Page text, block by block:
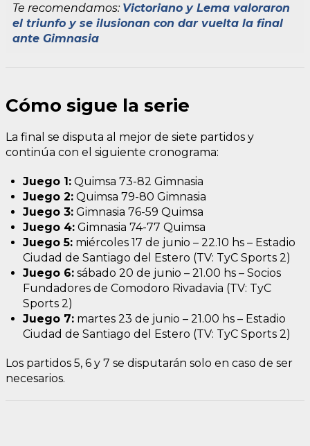
Te recomendamos: Victoriano y Lema valoraron
el triunfo y se ilusionan con dar vuelta la final
ante Gimnasia
Cómo sigue la serie
La final se disputa al mejor de siete partidos y
continúa con el siguiente cronograma:
Juego 1: Quimsa 73-82 Gimnasia
Juego 2: Quimsa 79-80 Gimnasia
Juego 3: Gimnasia 76-59 Quimsa
Juego 4: Gimnasia 74-77 Quimsa
Juego 5: miércoles 17 de junio – 22.10 hs – Estadio
Ciudad de Santiago del Estero (TV: TyC Sports 2)
Juego 6: sábado 20 de junio – 21.00 hs – Socios
Fundadores de Comodoro Rivadavia (TV: TyC
Sports 2)
Juego 7: martes 23 de junio – 21.00 hs – Estadio
Ciudad de Santiago del Estero (TV: TyC Sports 2)
Los partidos 5, 6 y 7 se disputarán solo en caso de ser
necesarios.